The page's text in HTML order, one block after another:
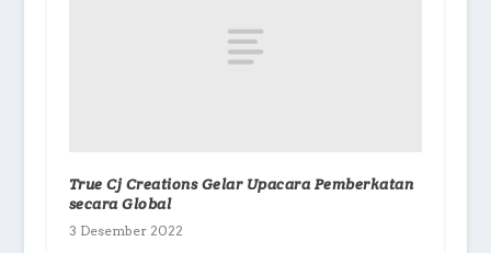
True Cj Creations Gelar Upacara Pemberkatan
secara Global
3 Desember 2022